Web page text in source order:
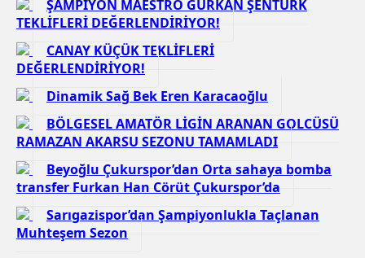
ŞAMPİYON MAESTRO GÜRKAN ŞENTÜRK
TEKLİFLERİ DEĞERLENDİRİYOR!
CANAY KÜÇÜK TEKLİFLERİ
DEĞERLENDİRİYOR!
Dinamik Sağ Bek Eren Karacaoğlu
BÖLGESEL AMATÖR LİGİN ARANAN GOLCÜSÜ
RAMAZAN AKARSU SEZONU TAMAMLADI
Beyoğlu Çukurspor’dan Orta sahaya bomba
transfer Furkan Han Cörüt Çukurspor’da
Sarıgazispor’dan Şampiyonlukla Taçlanan
Muhteşem Sezon